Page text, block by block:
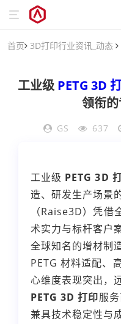
首页 3D打印行业资讯_动态
工业级 PETG 3D
领衔
GS 637
工业级 PETG 3D
造、研发生产场景
（Raise3D）凭借
术实力与标杆客户
全球知名的增材制
PETG 材料适配、
心维度表现突出，
PETG 3D 打印服
兼具技术稳定性与